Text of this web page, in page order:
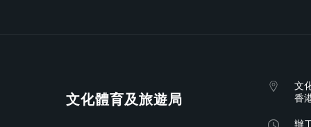
文化體育及旅遊局
文
香
辦